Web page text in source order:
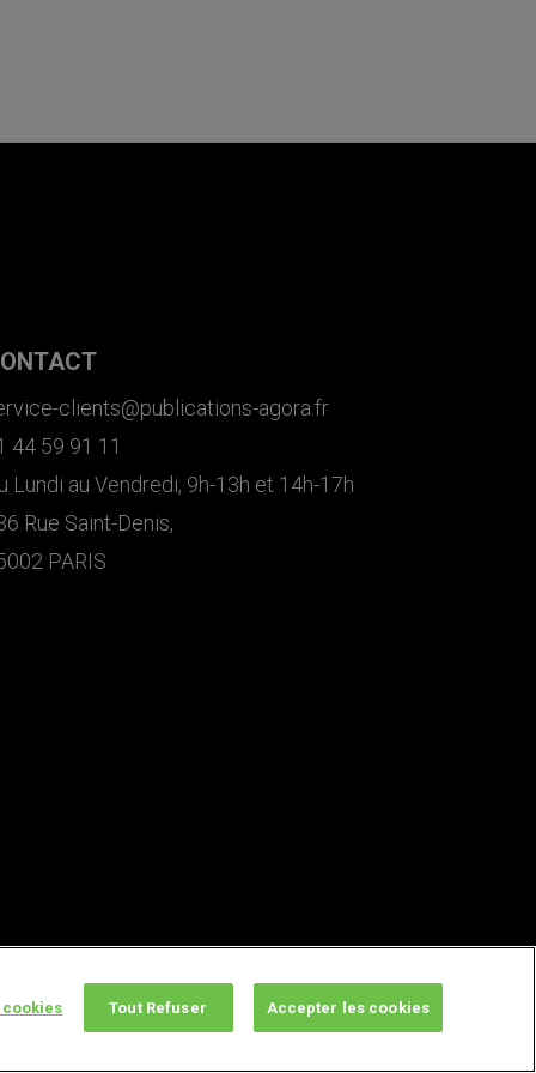
clients@publications-agora.fr
44 59 91 11
Lundi au Vendredi, 9h-13h et 14h-17h
Rue Saint-Denis,
PARIS
twitterfacebook
youtube
Tout Refuser Accepter les cookies